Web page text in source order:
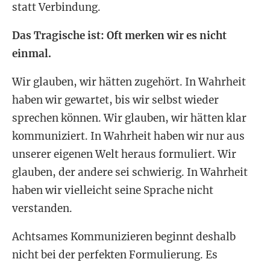
statt Verbindung.
Das Tragische ist: Oft merken wir es nicht
einmal.
Wir glauben, wir hätten zugehört. In Wahrheit
haben wir gewartet, bis wir selbst wieder
sprechen können. Wir glauben, wir hätten klar
kommuniziert. In Wahrheit haben wir nur aus
unserer eigenen Welt heraus formuliert. Wir
glauben, der andere sei schwierig. In Wahrheit
haben wir vielleicht seine Sprache nicht
verstanden.
Achtsames Kommunizieren beginnt deshalb
nicht bei der perfekten Formulierung. Es